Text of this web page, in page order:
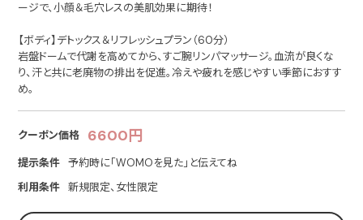
ージで、小顔＆毛穴レスの美肌効果に期待！
【ボディ】デトックス＆リフレッシュプラン（60分）
岩盤ドームで代謝を高めてから、すご腕リンパマッサージ。血流が良くな
り、汗と共に老廃物の排出を促進。冷えや疲れを感じやすい季節におすす
め。
クーポン価格 6600円
提示条件
予約時に「WOMOを見た」と伝えてね
利用条件
新規限定、女性限定